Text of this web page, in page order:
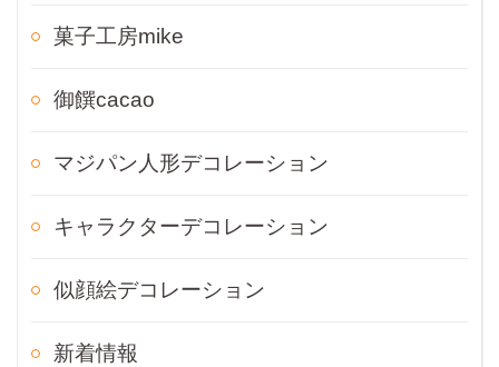
菓子工房mike
御饌cacao
マジパン人形デコレーション
キャラクターデコレーション
似顔絵デコレーション
新着情報